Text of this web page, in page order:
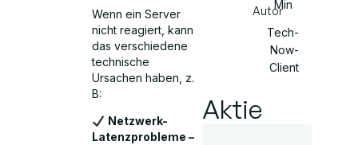
Wenn ein Server
nicht reagiert, kann
das verschiedene
technische
Ursachen haben, z.
B:
Netzwerk-
Latenzprobleme –
AutorMin
Tech-
Now-
Client
Aktie